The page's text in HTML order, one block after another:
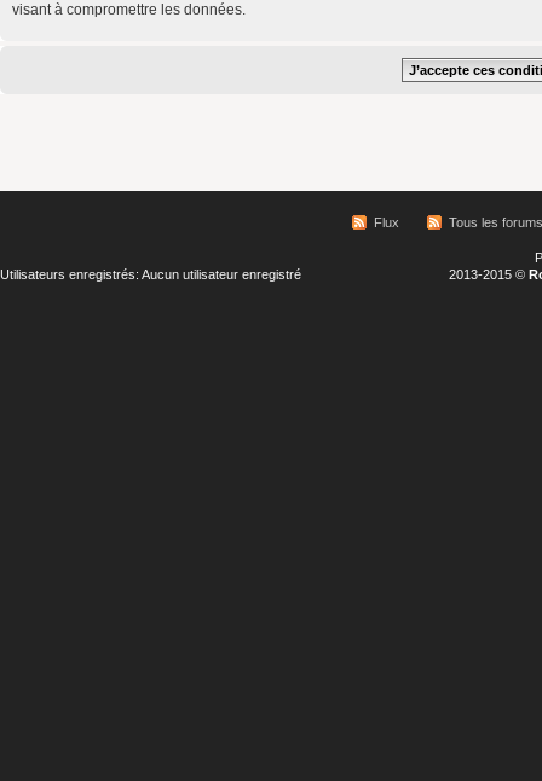
visant à compromettre les données.
Flux Tous les forums
Utilisateurs enregistrés: Aucun utilisateur enregistré
2013-2015 ©